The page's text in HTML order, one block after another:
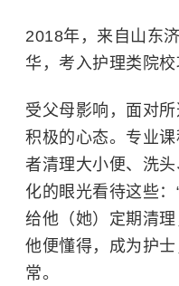
2018年，来自山东
华，考入护理类院校
受父母影响，面对
积极的心态。专业
者清理大小便、洗
化的眼光看待这些
给他（她）定期清
他便懂得，成为护
常。